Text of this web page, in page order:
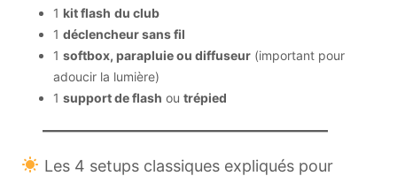
1 kit flash du club
1 déclencheur sans fil
1 softbox, parapluie ou diffuseur (important pour
adoucir la lumière)
1 support de flash ou trépied
Les 4 setups classiques expliqués pour